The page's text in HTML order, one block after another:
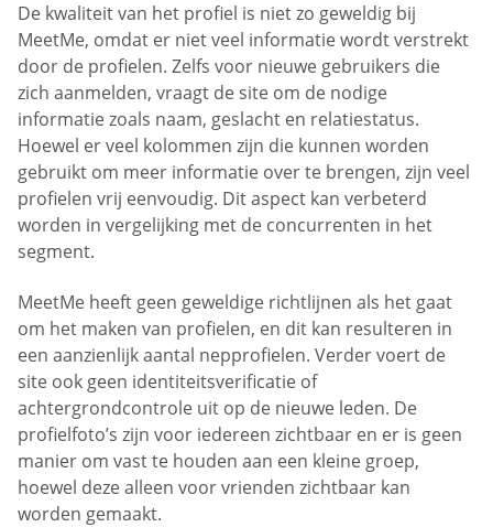
De kwaliteit van het profiel is niet zo geweldig bij
MeetMe, omdat er niet veel informatie wordt verstrekt
door de profielen. Zelfs voor nieuwe gebruikers die
zich aanmelden, vraagt de site om de nodige
informatie zoals naam, geslacht en relatiestatus.
Hoewel er veel kolommen zijn die kunnen worden
gebruikt om meer informatie over te brengen, zijn veel
profielen vrij eenvoudig. Dit aspect kan verbeterd
worden in vergelijking met de concurrenten in het
segment.
MeetMe heeft geen geweldige richtlijnen als het gaat
om het maken van profielen, en dit kan resulteren in
een aanzienlijk aantal nepprofielen. Verder voert de
site ook geen identiteitsverificatie of
achtergrondcontrole uit op de nieuwe leden. De
profielfoto’s zijn voor iedereen zichtbaar en er is geen
manier om vast te houden aan een kleine groep,
hoewel deze alleen voor vrienden zichtbaar kan
worden gemaakt.